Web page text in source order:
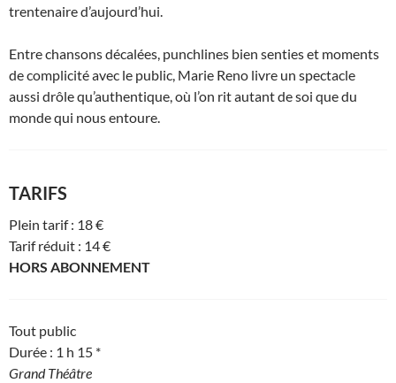
trentenaire d’aujourd’hui.
Entre chansons décalées, punchlines bien senties et moments
de complicité avec le public, Marie Reno livre un spectacle
aussi drôle qu’authentique, où l’on rit autant de soi que du
monde qui nous entoure.
TARIFS
Plein tarif : 18 €
Tarif réduit : 14 €
HORS ABONNEMENT
Tout public
Durée : 1 h 15 *
Grand Théâtre